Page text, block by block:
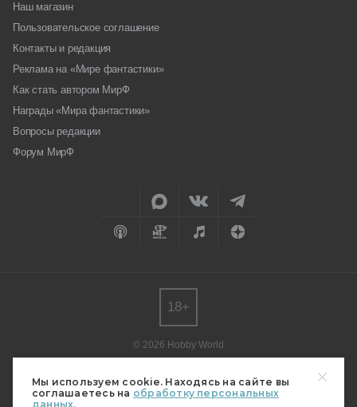
Мы используем cookie. Находясь на сайте вы
соглашаетесь на обработку персональных
данных.
Наш магазин
Пользовательское соглашение
Контакты и редакция
Реклама на «Мире фантастики»
Как стать автором МирФ
Награды «Мира фантастики»
Вопросы редакции
Форум МирФ
© 2026 Hobby World
редакции.
Мнение авторов может не совпадать с мнением редакции.
18+